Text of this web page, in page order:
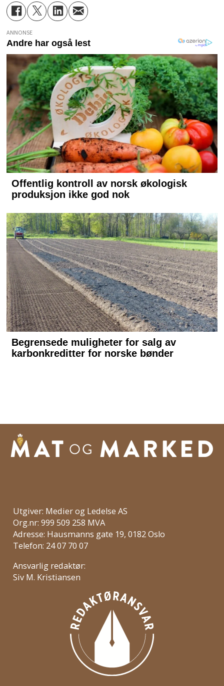
ANNONSE
Utgiver: Medier og Ledelse AS
Org.nr: 999 509 258 MVA
Adresse: Hausmanns gate 19, 0182 Oslo
Telefon: 24 07 70 07
Ansvarlig redaktør:
Siv M. Kristiansen